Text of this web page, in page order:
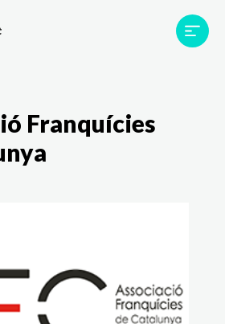
Projectes
Contacte
Franquícies